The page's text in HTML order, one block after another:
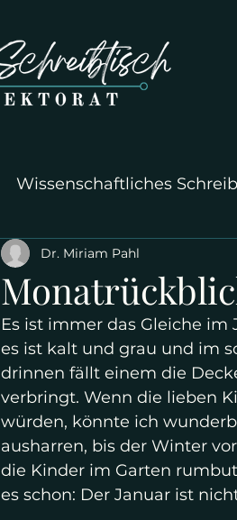
Wissenschaftliches
Dr. Miriam Pahl
Es ist immer das Gleiche
es ist kalt und grau und im
drinnen fällt einem die
verbringt. Wenn die lieben
würden, könnte ich
ausharren, bis der Winter
die Kinder im Garten
es schon: Der Januar ist